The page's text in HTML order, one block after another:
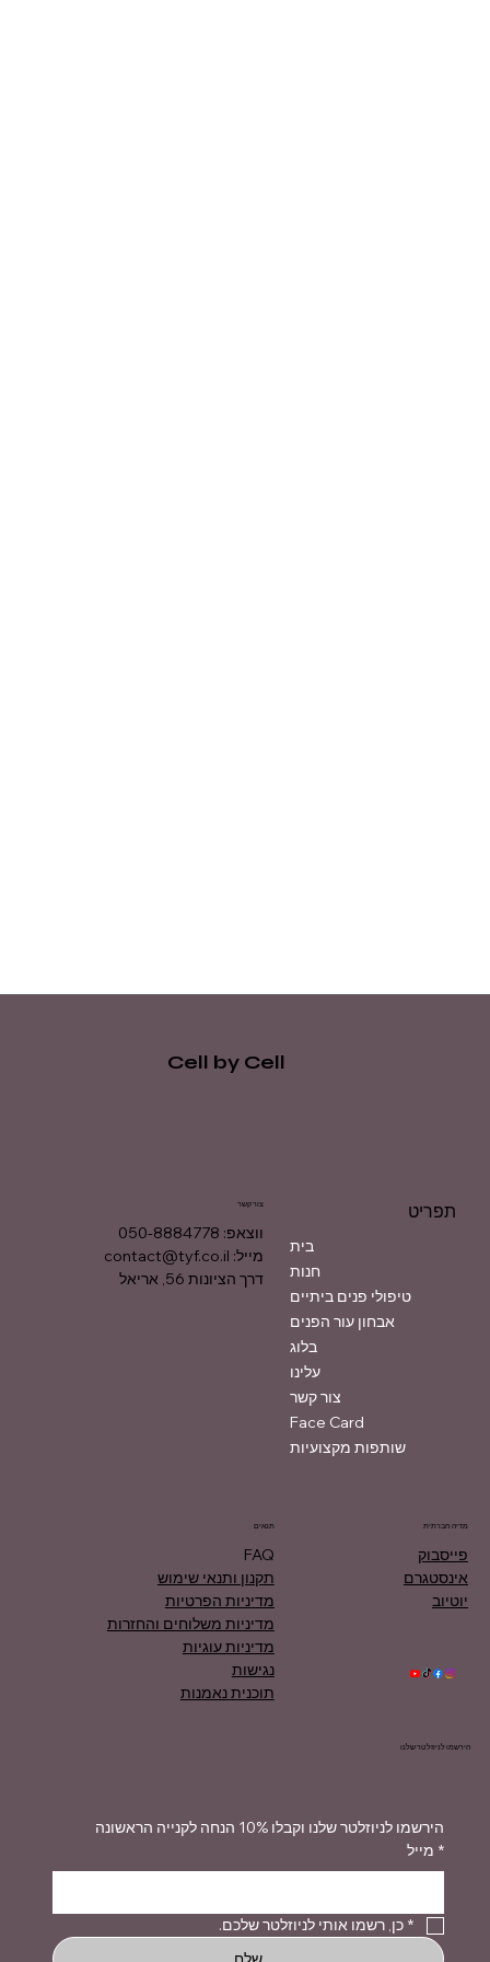
תפריט
בית
חנות
טיפולי פנים ביתיים
אבחון עור הפנים
בלוג
עלינו
צור קשר
Face Card
שותפות מקצועיות
תנאים
FAQ
תקנון ותנאי שימוש
מדיניות הפרטיות
מדיניות משלוחים והחזרות
מדיניות עוגיות
נגישות
תוכנית נאמנות
צור קשר
ווצאפ: 050-8884778
מייל: contact@tyf.co.il
דרך הציונות 56, אריאל
מדיה חברתית
פייסבוק
אינסטגרם
יוטיוב
הירשמו לניוזלטר שלנו וקבלו 10% הנחה לקנייה הראשונה
* מייל
* כן, רשמו אותי לניוזלטר שלכם.
הירשמו לניוזלטר שלנו